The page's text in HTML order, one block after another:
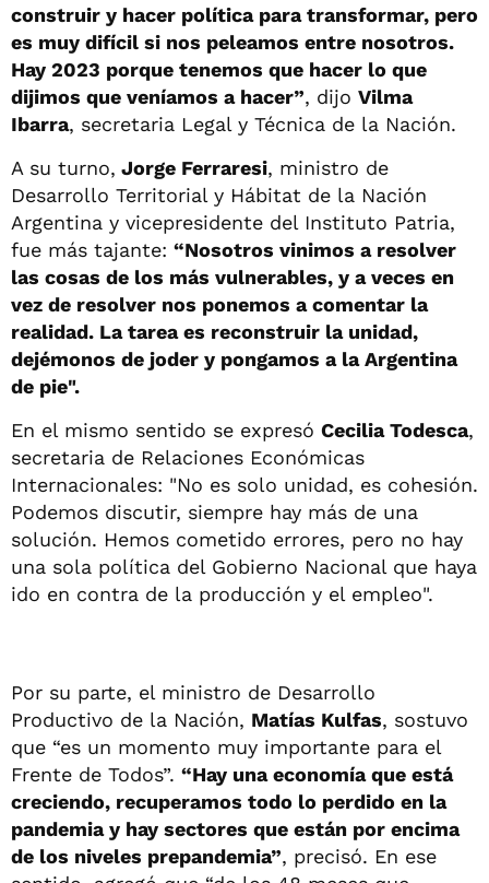
construir y hacer política para transformar, pero
es muy difícil si nos peleamos entre nosotros.
Hay 2023 porque tenemos que hacer lo que
dijimos que veníamos a hacer”, dijo Vilma
Ibarra, secretaria Legal y Técnica de la Nación.
A su turno, Jorge Ferraresi, ministro de
Desarrollo Territorial y Hábitat de la Nación
Argentina y vicepresidente del Instituto Patria,
fue más tajante: “Nosotros vinimos a resolver
las cosas de los más vulnerables, y a veces en
vez de resolver nos ponemos a comentar la
realidad. La tarea es reconstruir la unidad,
dejémonos de joder y pongamos a la Argentina
de pie".
En el mismo sentido se expresó Cecilia Todesca,
secretaria de Relaciones Económicas
Internacionales: "No es solo unidad, es cohesión.
Podemos discutir, siempre hay más de una
solución. Hemos cometido errores, pero no hay
una sola política del Gobierno Nacional que haya
ido en contra de la producción y el empleo".
Por su parte, el ministro de Desarrollo
Productivo de la Nación, Matías Kulfas, sostuvo
que “es un momento muy importante para el
Frente de Todos”. “Hay una economía que está
creciendo, recuperamos todo lo perdido en la
pandemia y hay sectores que están por encima
de los niveles prepandemia”, precisó. En ese